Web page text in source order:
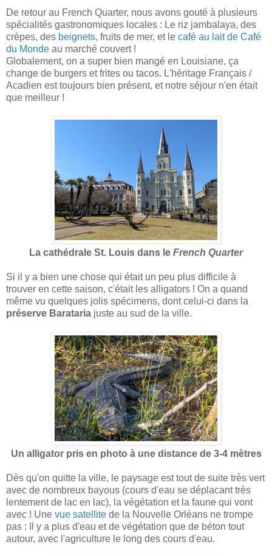
De retour au French Quarter, nous avons gouté à plusieurs
spécialités gastronomiques locales : Le riz jambalaya, des
crèpes, des beignets, fruits de mer, et le café au lait de Café
du Monde au marché couvert !
Globalement, on a super bien mangé en Louisiane, ça
change de burgers et frites ou tacos. L'héritage Français /
Acadien est toujours bien présent, et notre séjour n'en était
que meilleur !
La cathédrale St. Louis dans le French Quarter
Si il y a bien une chose qui était un peu plus difficile à
trouver en cette saison, c'était les alligators ! On a quand
même vu quelques jolis spécimens, dont celui-ci dans la
préserve Barataria juste au sud de la ville.
Un alligator pris en photo à une distance de 3-4 mètres
Dès qu'on quitte la ville, le paysage est tout de suite très vert
avec de nombreux bayous (cours d'eau se déplacant très
lentement de lac en lac), la végétation et la faune qui vont
avec ! Une vue satellite de la Nouvelle Orléans ne trompe
pas : Il y a plus d'eau et de végétation que de béton tout
autour, avec l'agriculture le long des cours d'eau.